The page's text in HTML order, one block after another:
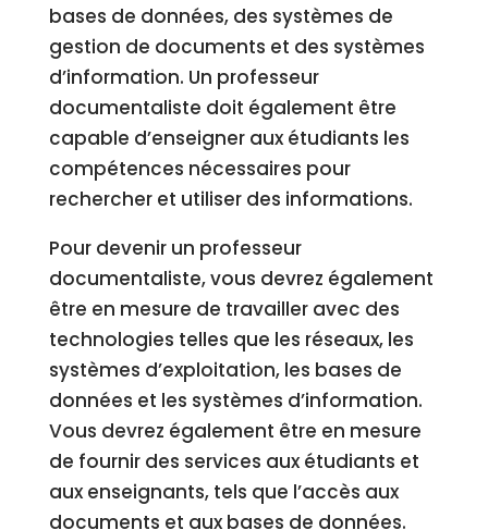
bases de données, des systèmes de
gestion de documents et des systèmes
d’information. Un professeur
documentaliste doit également être
capable d’enseigner aux étudiants les
compétences nécessaires pour
rechercher et utiliser des informations.
Pour devenir un professeur
documentaliste, vous devrez également
être en mesure de travailler avec des
technologies telles que les réseaux, les
systèmes d’exploitation, les bases de
données et les systèmes d’information.
Vous devrez également être en mesure
de fournir des services aux étudiants et
aux enseignants, tels que l’accès aux
documents et aux bases de données.